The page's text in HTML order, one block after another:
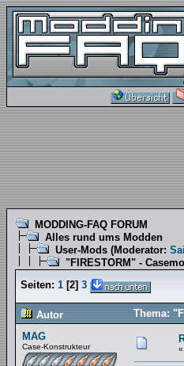
MODDING-FAQ FORUM
Alles rund ums Modden
User-Mods (Moderator:
"FIRESTORM" -
Seiten: 1 [2] 3
Autor
Thema:
MAG
Case-Konstrukteur «